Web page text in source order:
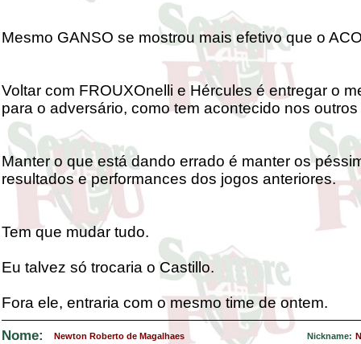
Mesmo GANSO se mostrou mais efetivo que o
Voltar com FROUXOnelli e Hércules é entregar o
para o adversário, como tem acontecido nos
Manter o que está dando errado é manter os
resultados e performances dos jogos anteriores.
Tem que mudar tudo.
Eu talvez só trocaria o Castillo.
Fora ele, entraria com o mesmo time de ontem.
Nome: Newton Roberto de Magalhaes Nickname: